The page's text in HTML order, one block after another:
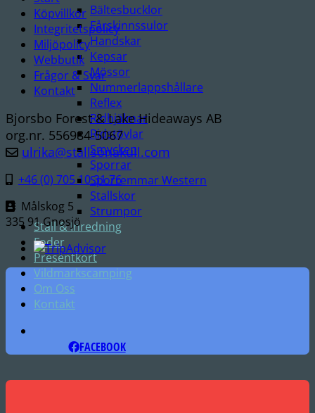
Bältesbucklor
Fårskinnssulor
Handskar
Kepsar
Mössor
Nummerlappshållare
Reflex
Ridhjälmar
Ridstövlar
Smycken
Sporrar
Sporremmar Western
Stallskor
Strumpor
Stall & Inredning
Foder
Presentkort
Vildmarkscamping
Om Oss
Kontakt
Köpvillkor
Integritetspolicy
Miljöpolicy
Webbutik
Frågor & Svar
Kontakt
Bjorsbo Forest & Lake Hideaways AB
org.nr. 556984-5067
ulrika@stallsonakull.com
+46 (0) 705 10 31 76
Målskog 5
335 91 Gnosjö
FACEBOOK